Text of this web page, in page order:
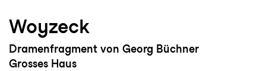
Woyzeck
Dramenfragment von Georg Büchner
Grosses Haus